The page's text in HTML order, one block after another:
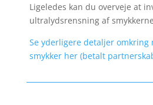
Ligeledes kan du overveje at
ultralydsrensning af
Se yderligere detaljer omkring
smykker her (betalt